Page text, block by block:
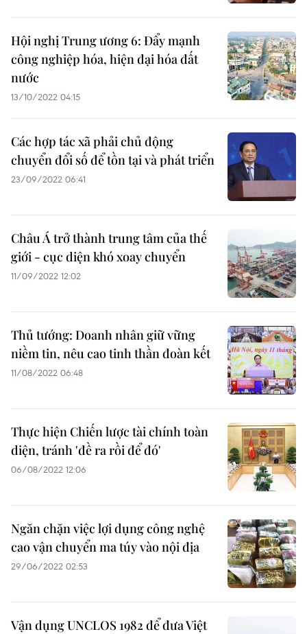
Hội nghị Trung ương 6: Đẩy mạnh
công nghiệp hóa, hiện đại hóa đất
nước
13/10/2022 04:15
Các hợp tác xã phải chủ động
chuyển đổi số để tồn tại và phát triển
23/09/2022 06:41
Châu Á trở thành trung tâm của thế
giới - cục diện khó xoay chuyển
11/09/2022 12:02
Thủ tướng: Doanh nhân giữ vững
niềm tin, nêu cao tinh thần đoàn kết
11/08/2022 06:48
Thực hiện Chiến lược tài chính toàn
diện, tránh 'đề ra rồi để đó'
06/08/2022 12:06
Ngăn chặn việc lợi dụng công nghệ
cao vận chuyển ma túy vào nội địa
29/06/2022 02:53
Vận dụng UNCLOS 1982 để đưa Việt